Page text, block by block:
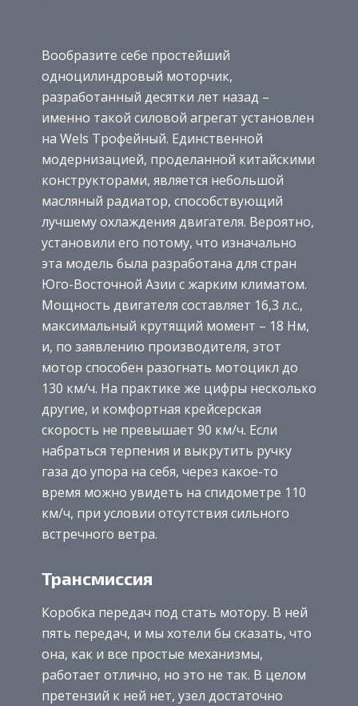
Вообразите себе простейший
одноцилиндровый моторчик,
разработанный десятки лет назад –
именно такой силовой агрегат установлен
на Wels Трофейный. Единственной
модернизацией, проделанной китайскими
конструкторами, является небольшой
масляный радиатор, способствующий
лучшему охлаждения двигателя. Вероятно,
установили его потому, что изначально
эта модель была разработана для стран
Юго-Восточной Азии с жарким климатом.
Мощность двигателя составляет 16,3 л.с.,
максимальный крутящий момент – 18 Нм,
и, по заявлению производителя, этот
мотор способен разогнать мотоцикл до
130 км/ч. На практике же цифры несколько
другие, и комфортная крейсерская
скорость не превышает 90 км/ч. Если
набраться терпения и выкрутить ручку
газа до упора на себя, через какое-то
время можно увидеть на спидометре 110
км/ч, при условии отсутствия сильного
встречного ветра.
Трансмиссия
Коробка передач под стать мотору. В ней
пять передач, и мы хотели бы сказать, что
она, как и все простые механизмы,
работает отлично, но это не так. В целом
претензий к ней нет, узел достаточно